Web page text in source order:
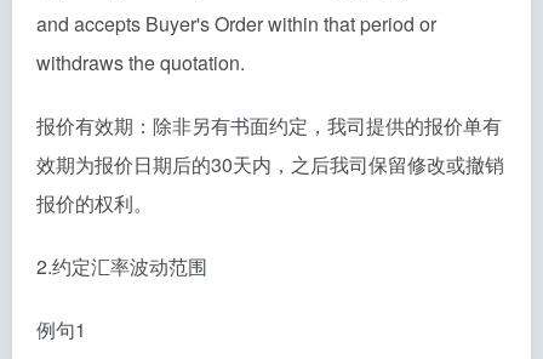
and accepts Buyer's Order within that period or
withdraws the quotation.
报价有效期：除非另有书面约定，我司提供的报价单有
效期为报价日期后的30天内，之后我司保留修改或撤销
报价的权利。
2.约定汇率波动范围
例句1